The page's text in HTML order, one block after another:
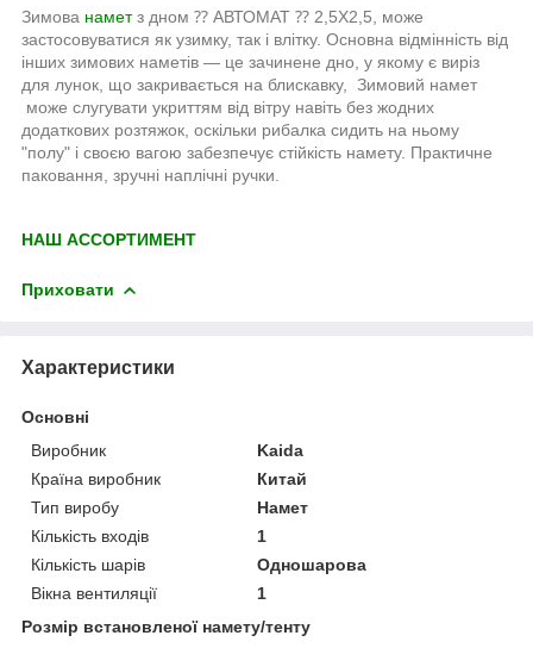
Зимова наметз дном ⁇ АВТОМАТ ⁇ 2,5Х2,5, може
застосовуватися як узимку, так і влітку. Основна відмінність від
інших зимових наметів — це зачинене дно, у якому є виріз
для лунок, що закривається на блискавку, Зимовий намет
може слугувати укриттям від вітру навіть без жодних
додаткових розтяжок, оскільки рибалка сидить на ньому
"полу" і своєю вагою забезпечує стійкість намету. Практичне
паковання, зручні наплічні ручки.
НАШ АССОРТИМЕНТ
Приховати
Характеристики
Основні
Виробник
Kaida
Країна виробник
Китай
Тип виробу
Намет
Кількість входів
1
Кількість шарів
Одношарова
Вікна вентиляції
1
Розмір встановленої намету/тенту